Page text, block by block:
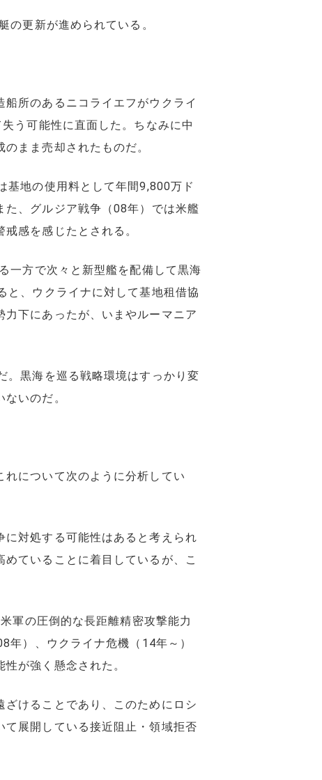
更新が進められている。
所のあるニコライエフがウクライ
う可能性に直面した。ちなみに中
まま売却されたものだ。
地の使用料として年間9,800万ド
た、グルジア戦争（08年）では米艦
感を感じたとされる。
一方で次々と新型艦を配備して黒海
と、ウクライナに対して基地租借協
下にあったが、いまやルーマニア
黒海を巡る戦略環境はすっかり変
いのだ。
について次のように分析してい
対処する可能性はあると考えられ
ていることに着目しているが、こ
軍の圧倒的な長距離精密攻撃能力
）、ウクライナ危機（14年～）
が強く懸念された。
けることであり、このためにロシ
展開している接近阻止・領域拒否